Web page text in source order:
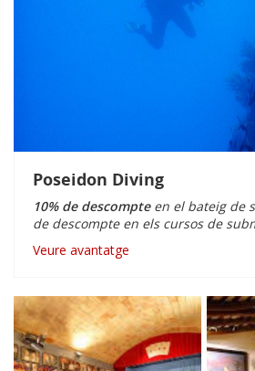
Poseidon Diving
10% de descompte en el bateig de
de descompte en els cursos de
Veure avantatge